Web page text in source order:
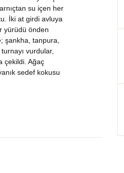
su içen her
İki at girdi avluya
yürüdü önden
şankha, tanpura,
vurdular,
çekildi. Ağaç
sedef kokusu